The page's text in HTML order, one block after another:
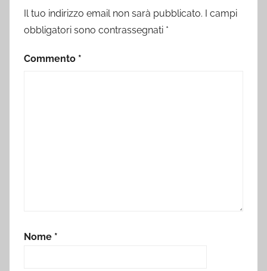
Il tuo indirizzo email non sarà pubblicato. I campi
obbligatori sono contrassegnati *
Commento *
Nome *